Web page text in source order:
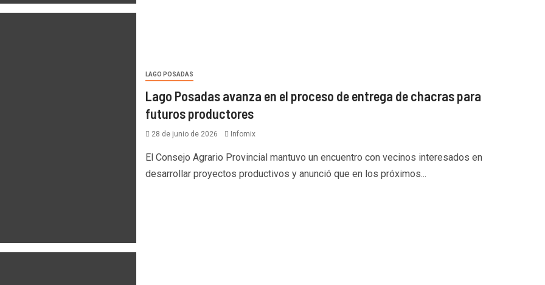
LAGO POSADAS
Lago Posadas avanza en el proceso de entrega de chacras para
futuros productores
28 de junio de 2026 Infomix
El Consejo Agrario Provincial mantuvo un encuentro con vecinos interesados en
desarrollar proyectos productivos y anunció que en los próximos...